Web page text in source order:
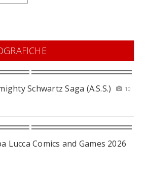
Schwartz Saga (A.S.S.)
10
Lucca Comics and Games 2026